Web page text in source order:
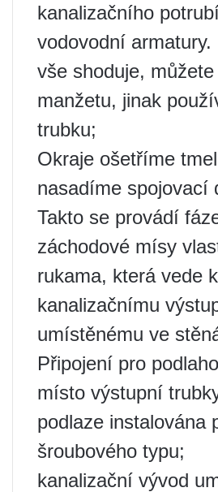
kanalizačního
vodovodní armatury.
vše shoduje,
manžetu, jinak
trubku;
Okraje ošetříme
nasadíme spojovací
Takto se provádí
záchodové mísy
rukama, která vede k
kanalizačnímu
umístěnému ve
Připojení pro
místo výstupní
podlaze instalována
šroubového typu;
kanalizační vývod